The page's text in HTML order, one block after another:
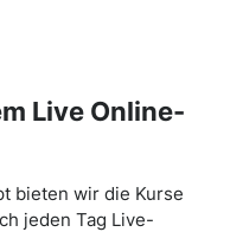
Live Online-
bieten wir die Kurse
jeden Tag Live-